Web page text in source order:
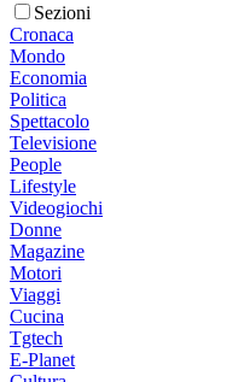
Sezioni
Cronaca
Mondo
Economia
Politica
Spettacolo
Televisione
People
Lifestyle
Videogiochi
Donne
Magazine
Motori
Viaggi
Cucina
Tgtech
E-Planet